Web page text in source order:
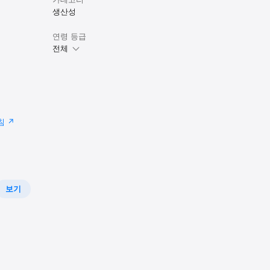
생산성
연령 등급
전체
보기